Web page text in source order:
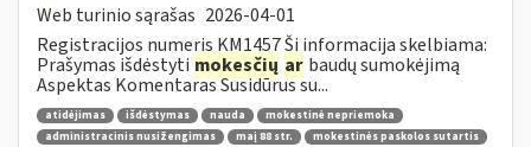
Web turinio sąrašas 2026-04-01
Registracijos numeris KM1457 Ši informacija skelbiama:
Prašymas išdėstyti mokesčių ar baudų sumokėjimą
Aspektas Komentaras Susidūrus su...
atidėjimas išdėstymas nauda
mokestinė nepriemoka
administracinis nusižengimas
maį 88 str.
mokestinės paskolos sutartis